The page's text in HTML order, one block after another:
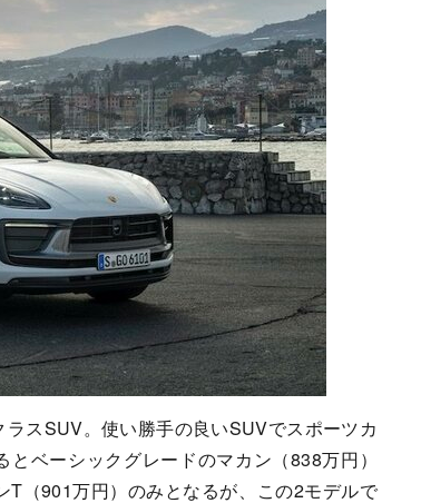
スSUV。使い勝手の良いSUVでスポーツカ
ベーシックグレードのマカン（838万円）
（901万円）のみとなるが、この2モデルで